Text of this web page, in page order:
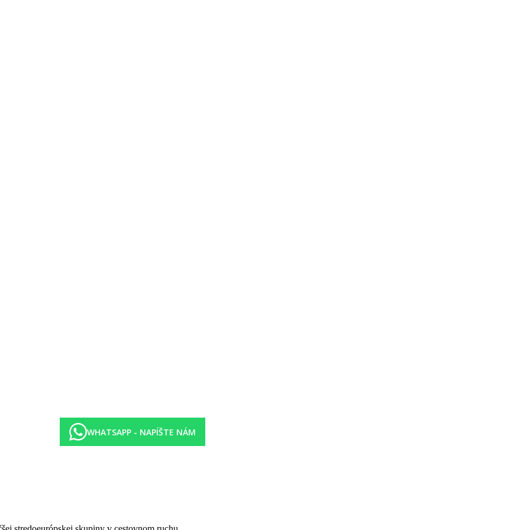
otvorená 24 hodín denne (prihlásenie je možné od 14:00 hodín, odhlásenie do 11:00 hodín), lobby s barom, 2 výťahy, klimatizácia a
bar. Wi-Fi je hotelovým hosťom k dispozícii zadarmo. Ďalej má hotel konferenčný priestor s celkom 60 sedadlami a pripojením k
výťah a vstup. Upratovanie izieb a izbový servis sú zadarmo. Služba prania bielizne, služba žehlenia bielizne a zdravotná služba
od 10:00 - 17:00).
skúter a motorová loď (čiastočne od miestnych poskytovateľov). Golfové ihrisko leží 20 km od hotela. Požičovňa bicyklov.
(tiež detské menu).
Niektoré služby sú závislé od ročného obdobia a od miestnych klimatických podmienok. Jazyky: angličtina. Kreditné karty: American
Kúpeľňa so sprchou. Uteráky sú menené denne. Izba disponuje aj balkónom, za príplatok je možný výhľad na more. Izbu je možné
WHATSAPP - NAPÍŠTE NÁM